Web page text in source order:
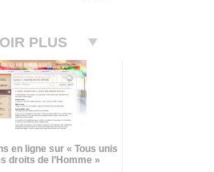
PLUS
en ligne sur « Tous unis
droits de l’Homme »